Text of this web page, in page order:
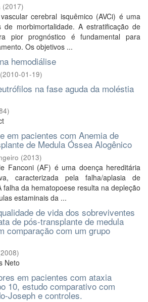
(2017)
cerebral isquêmico (AVCi) é uma
de morbimortalidade. A estratificação de
pior prognóstico é fundamental para
Os objetivos ...
hemodiálise
(2010-01-19)
na fase aguda da moléstia
)
em pacientes com Anemia de
de Medula Óssea Alogênico
(2013)
Fanconi (AF) é uma doença hereditária
caracterizada pela falha/aplasia de
falha da hematopoese resulta na depleção
estaminais da ...
de vida dos sobreviventes
de pós-transplante de medula
comparaçăo com um grupo
2008)
Neto
em pacientes com ataxia
10, estudo comparativo com
Joseph e controles.